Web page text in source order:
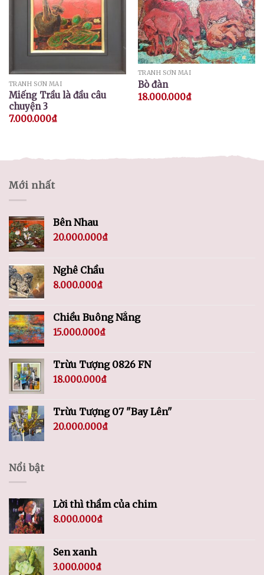
TRANH SƠN MÀI
Miếng Trầu là đầu câu
chuyện 3
7.000.000₫
TRANH SƠN MÀI
Bò đàn
18.000.000₫
Mới nhất
Bên Nhau
20.000.000₫
Nghê Chầu
8.000.000₫
Chiều Buông Nắng
15.000.000₫
Trừu Tượng 0826 FN
18.000.000₫
Trừu Tượng 07 "Bay Lên"
20.000.000₫
Nổi bật
Lời thì thầm của chim
8.000.000₫
Sen xanh
3.000.000₫